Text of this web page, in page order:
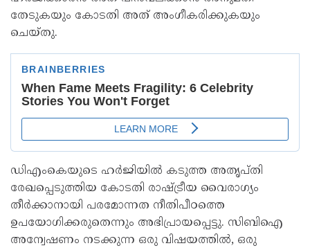
തേടുകയും കോടതി അത് അംഗീകരിക്കുകയും
ചെയ്തു.
ഡിഎംകെയുടെ ഹര്‍ജിയില്‍ കടുത്ത അതൃപ്തി
രേഖപ്പെടുത്തിയ കോടതി രാഷ്ട്രീയ വൈരാഗ്യം
തീര്‍ക്കാനായി പരമോന്നത നീതിപീഠത്തെ
ഉപയോഗിക്കരുതെന്നും അഭിപ്രായപ്പെട്ടു. സിബിഐ
അന്വേഷണം നടക്കുന്ന ഒരു വിഷയത്തില്‍, ഒരു